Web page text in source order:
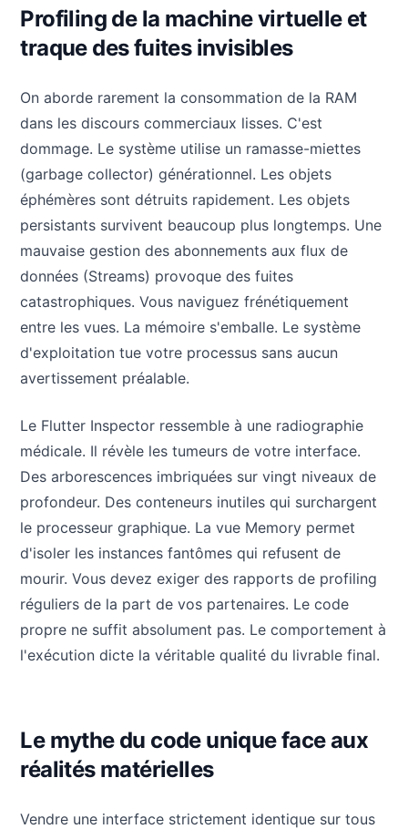
Profiling de la machine virtuelle et
traque des fuites invisibles
On aborde rarement la consommation de la RAM
dans les discours commerciaux lisses. C'est
dommage. Le système utilise un ramasse-miettes
(garbage collector) générationnel. Les objets
éphémères sont détruits rapidement. Les objets
persistants survivent beaucoup plus longtemps. Une
mauvaise gestion des abonnements aux flux de
données (Streams) provoque des fuites
catastrophiques. Vous naviguez frénétiquement
entre les vues. La mémoire s'emballe. Le système
d'exploitation tue votre processus sans aucun
avertissement préalable.
Le Flutter Inspector ressemble à une radiographie
médicale. Il révèle les tumeurs de votre interface.
Des arborescences imbriquées sur vingt niveaux de
profondeur. Des conteneurs inutiles qui surchargent
le processeur graphique. La vue Memory permet
d'isoler les instances fantômes qui refusent de
mourir. Vous devez exiger des rapports de profiling
réguliers de la part de vos partenaires. Le code
propre ne suffit absolument pas. Le comportement à
l'exécution dicte la véritable qualité du livrable final.
Le mythe du code unique face aux
réalités matérielles
Vendre une interface strictement identique sur tous